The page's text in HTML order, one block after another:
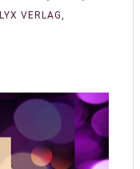
LYX VERLAG,